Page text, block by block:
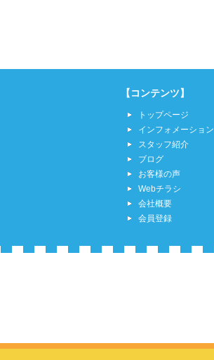
【コンテンツ】
トップページ
インフォメーション
スタッフ紹介
ブログ
お客様の声
Webチラシ
会社概要
会員登録